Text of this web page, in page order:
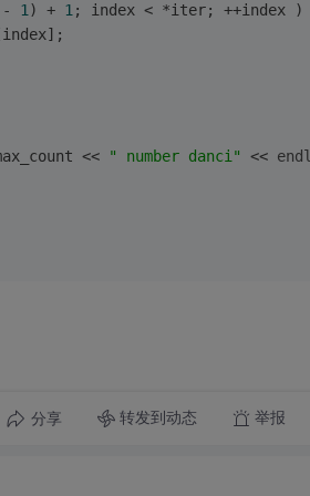
1 ) + 1 ; index < *iter; ++index )
<< " number danci" << endl
分享 转发到动态 举报